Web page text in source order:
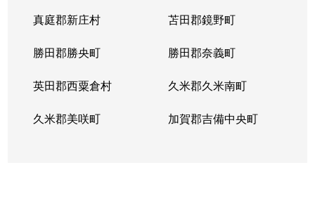
真庭郡新庄村 苫田郡鏡野町
勝田郡勝央町 勝田郡奈義町
英田郡西粟倉村 久米郡久米南町
久米郡美咲町 加賀郡吉備中央町